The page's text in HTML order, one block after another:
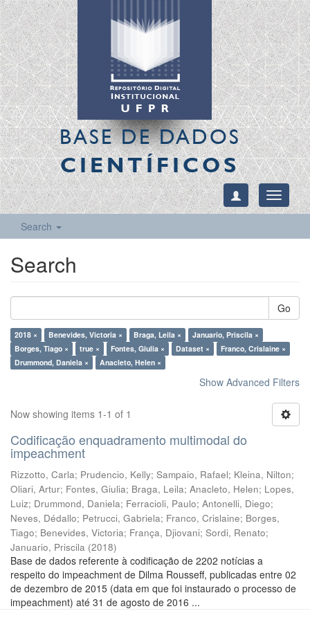
BASE DE DADOS
CIENTÍFICOS
Toggle
Search
Search
Go
2018 × Benevides, Victoria × Braga, Leila ×
Januario, Priscila ×
Borges, Tiago ×
true × Fontes, Giulia × Dataset ×
Franco, Crislaine ×
Drummond, Daniela ×
Anacleto, Helen ×
Show Advanced Filters
Now showing items 1-1 of 1
Codificação enquadramento multimodal do
impeachment
Rizzotto, Carla; Prudencio, Kelly; Sampaio, Rafael; Kleina, Nilton;
Oliari, Artur; Fontes, Giulia; Braga, Leila; Anacleto, Helen; Lopes,
Luiz; Drummond, Daniela; Ferracioli, Paulo; Antonelli, Diego;
Neves, Dédallo; Petrucci, Gabriela; Franco, Crislaine; Borges,
Tiago; Benevides, Victoria; França, Djiovani; Sordi, Renato;
Januario, Priscila (2018)
Base de dados referente à codificação de 2202 notícias a
respeito do impeachment de Dilma Rousseff, publicadas entre 02
de dezembro de 2015 (data em que foi instaurado o processo de
impeachment) até 31 de agosto de 2016 ...